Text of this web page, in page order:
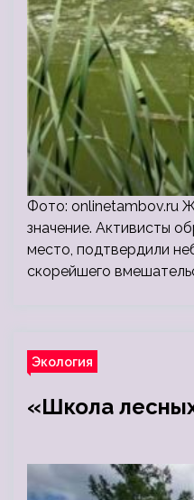
Фото: onlinetambov.ru
значение. Активисты
место, подтвердили
скорейшего
Экология
«Школа